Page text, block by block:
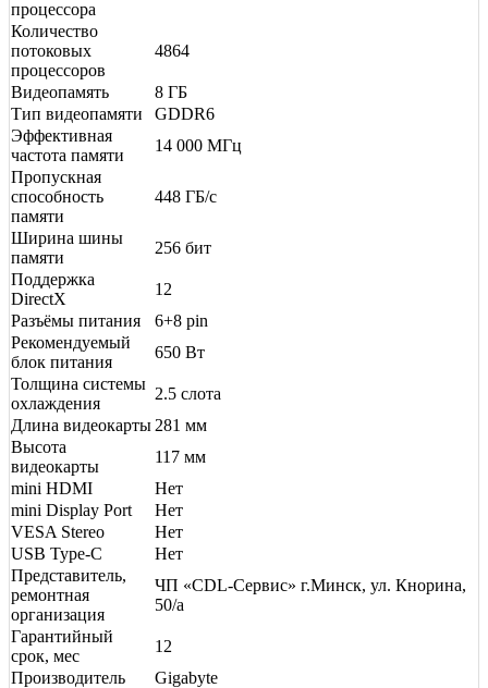
процессора
Количество
потоковых
процессоров
4864
Видеопамять
8 ГБ
Тип видеопамяти
GDDR6
Эффективная
частота памяти
14 000 МГц
Пропускная
способность
памяти
448 ГБ/с
Ширина шины
памяти
256 бит
Поддержка
DirectX
12
Разъёмы питания
6+8 pin
Рекомендуемый
блок питания
650 Вт
Толщина системы
охлаждения
2.5 слота
Длина видеокарты 281 мм
Высота
видеокарты
117 мм
mini HDMI
Нет
mini Display Port
Нет
VESA Stereo
Нет
USB Type-C
Нет
Представитель,
ремонтная
организация
ЧП «CDL-Сервис» г.Минск, ул. Кнорина,
50/а
Гарантийный
срок, мес
12
Производитель
Gigabyte